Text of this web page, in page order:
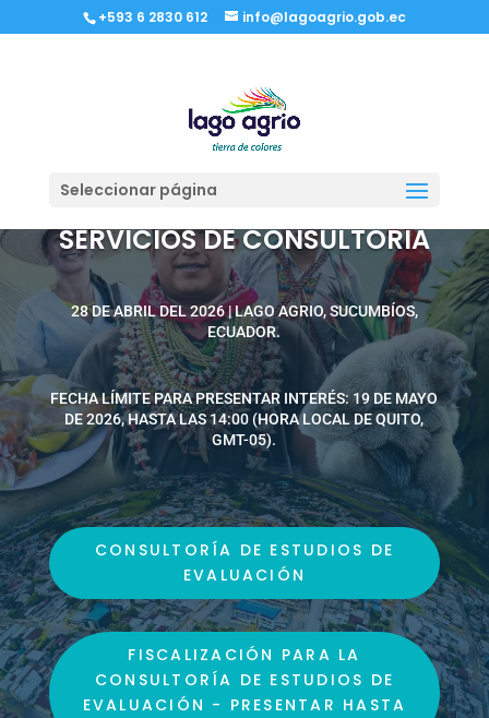
+593 6 2830 612 info@lagoagrio.gob.ec
Seleccionar página
INVITACIÓN A PRESENTAR
EXPRESIONES DE INTERÉS –
SERVICIOS DE CONSULTORÍA
28 DE ABRIL DEL 2026 | LAGO AGRIO, SUCUMBÍOS,
ECUADOR.
FECHA LÍMITE PARA PRESENTAR INTERÉS: 19 DE MAYO
DE 2026, HASTA LAS 14:00 (HORA LOCAL DE QUITO,
GMT-05).
CONSULTORÍA DE ESTUDIOS DE
EVALUACIÓN
FISCALIZACIÓN PARA LA
CONSULTORÍA DE ESTUDIOS DE
EVALUACIÓN - PRESENTAR HASTA